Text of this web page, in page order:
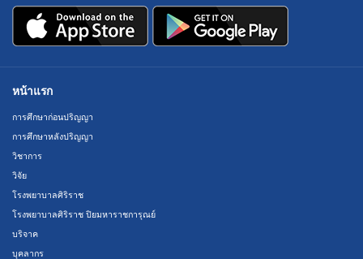
หน้าแรก
การศึกษาก่อนปริญญา
การศึกษาหลังปริญญา
วิชาการ
วิจัย
โรงพยาบาลศิริราช
โรงพยาบาลศิริราช ปิยมหาราชการุณย์
บริจาค
บุคลากร